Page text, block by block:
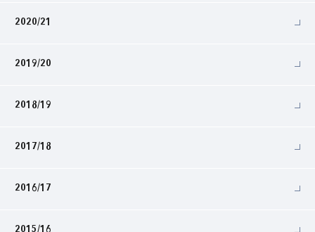
2020/21
2019/20
2018/19
2017/18
2016/17